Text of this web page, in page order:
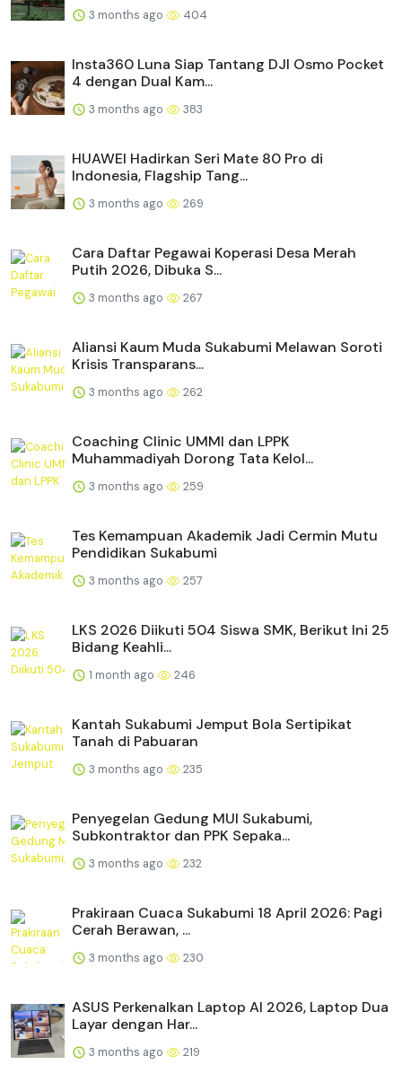
3 months ago 404
Insta360 Luna Siap Tantang DJI Osmo Pocket
4 dengan Dual Kam...
3 months ago 383
HUAWEI Hadirkan Seri Mate 80 Pro di
Indonesia, Flagship Tang...
3 months ago 269
Cara Daftar Pegawai Koperasi Desa Merah
Putih 2026, Dibuka S...
3 months ago 267
Aliansi Kaum Muda Sukabumi Melawan Soroti
Krisis Transparans...
3 months ago 262
Coaching Clinic UMMI dan LPPK
Muhammadiyah Dorong Tata Kelol...
3 months ago 259
Tes Kemampuan Akademik Jadi Cermin Mutu
Pendidikan Sukabumi
3 months ago 257
LKS 2026 Diikuti 504 Siswa SMK, Berikut Ini 25
Bidang Keahli...
1 month ago 246
Kantah Sukabumi Jemput Bola Sertipikat
Tanah di Pabuaran
3 months ago 235
Penyegelan Gedung MUI Sukabumi,
Subkontraktor dan PPK Sepaka...
3 months ago 232
Prakiraan Cuaca Sukabumi 18 April 2026: Pagi
Cerah Berawan, ...
3 months ago 230
ASUS Perkenalkan Laptop AI 2026, Laptop Dua
Layar dengan Har...
3 months ago 219